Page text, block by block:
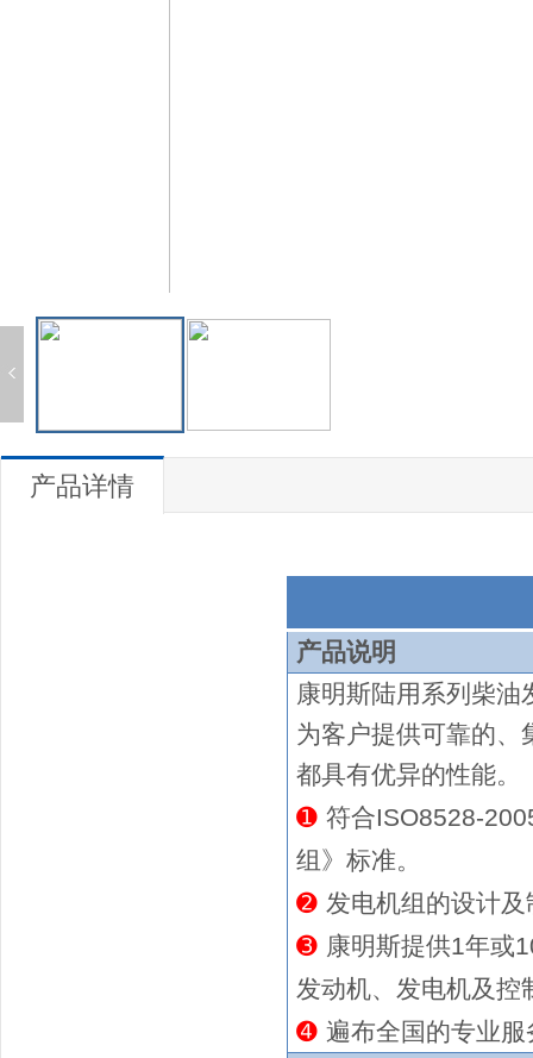
产品详情
产品说明
康明斯陆用系列 柴油
为客户提供可靠的、
都具有优异的性能。
➊ 符合ISO8528-
组》标准。
➋ 发电机组的设计
➌ 康明斯提供1年或
发动机、发电机及控
➍ 遍布全国的专业